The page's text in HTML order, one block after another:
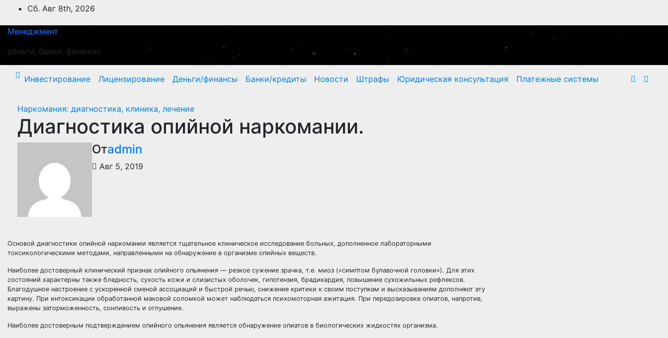
Перейти
содержимому
Сб. Авг 8th, 2026
Менеджмент
деньги, банки, финансы
Инвестирование Лицензирование Деньги/финансы Банки/кредиты Новости Штрафы Юридическая консультация Платежные системы
Наркомания: диагностика, клиника, лечение
Диагностика опийной наркомании.
Отadmin
Авг 5, 2019
Основой диагностики опийной наркомании является тщательное клиническое исследование больных, дополненное лабораторными
токсикологическими методами, направленными на обнаружение в организме опийных веществ.
Наиболее достоверный клинический признак опийного опьянения — резкое сужение зрачка, т.е. миоз («симптом булавочной головки»). Для этих
состояний характерны также бледность, сухость кожи и слизистых оболочек, гипотензия, брадикардия, повышение сухожильных рефлексов.
Благодушное настроение с ускоренной сменой ассоциаций и быстрой речью, снижение критики к своим поступкам и высказываниям дополняют эту
картину. При интоксикации обработанной маковой соломкой может наблюдаться психомоторная ажитация. При передозировке опиатов, напротив,
выражены заторможенность, сонливость и оглушение.
Наиболее достоверным подтверждением опийного опьянения является обнаружение опиатов в биологических жидкостях организма.